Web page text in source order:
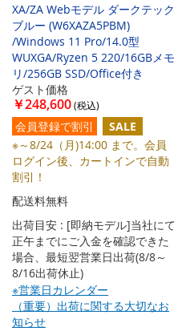
XA/ZA Webモデル ダークテック
ブルー (W6XAZA5PBM)
/Windows 11 Pro/14.0型
WUXGA/Ryzen 5 220/16GBメモ
リ/256GB SSD/Office付き
ゲスト価格
￥248,600
会員登録で割引
SALE
※～8/24（月)14:00 まで。会員
ログイン後、カートインで自動
割引！
配送料無料
出荷目安 : [即納モデル]当社にて
正午までにご入金を確認できた
場合、最短翌営業日出荷(8/8～
8/16出荷休止)
※営業日カレンダー
（重要）出荷に関する大切なお
知らせ